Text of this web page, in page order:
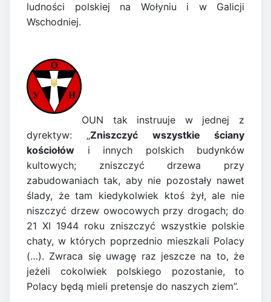
ludności polskiej na Wołyniu i w Galicji
Wschodniej.
OUN tak instruuje w jednej z
dyrektyw: „Zniszczyć wszystkie ściany
kościołów i innych polskich budynków
kultowych; zniszczyć drzewa przy
zabudowaniach tak, aby nie pozostały nawet
ślady, że tam kiedykolwiek ktoś żył, ale nie
niszczyć drzew owocowych przy drogach; do
21 XI 1944 roku zniszczyć wszystkie polskie
chaty, w których poprzednio mieszkali Polacy
(…). Zwraca się uwagę raz jeszcze na to, że
jeżeli cokolwiek polskiego pozostanie, to
Polacy będą mieli pretensje do naszych ziem”.